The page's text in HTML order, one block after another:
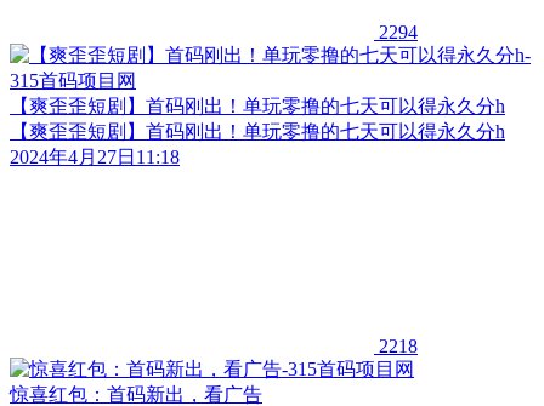
2294
【爽歪歪短剧】首码刚出！单玩零撸的七天可以得永久分h
【爽歪歪短剧】首码刚出！单玩零撸的七天可以得永久分h
2024年4月27日11:18
2218
惊喜红包：首码新出，看广告